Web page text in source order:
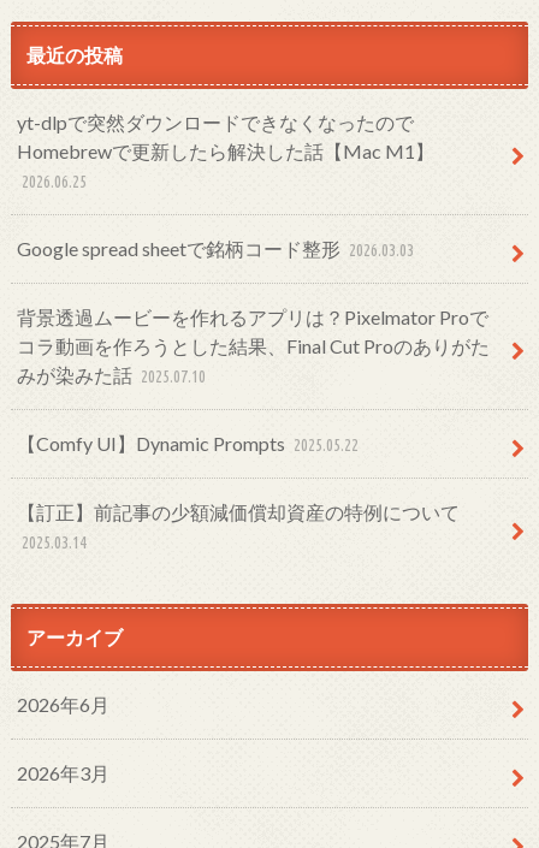
最近の投稿
yt-dlpで突然ダウンロードできなくなったので
Homebrewで更新したら解決した話【Mac M1】
2026.06.25
Google spread sheetで銘柄コード整形 2026.03.03
背景透過ムービーを作れるアプリは？Pixelmator Proで
コラ動画を作ろうとした結果、Final Cut Proのありがた
みが染みた話 2025.07.10
【Comfy UI】Dynamic Prompts 2025.05.22
【訂正】前記事の少額減価償却資産の特例について
2025.03.14
アーカイブ
2026年6月
2026年3月
2025年7月